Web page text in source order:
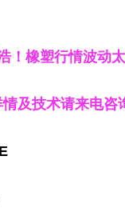
！ 橡塑行情波动
情及技术请来电咨